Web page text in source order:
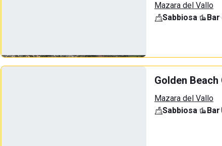
Mazara del Vallo
Sabbiosa· Bar·
Golden Beach
Mazara del Vallo
Sabbiosa· Bar·